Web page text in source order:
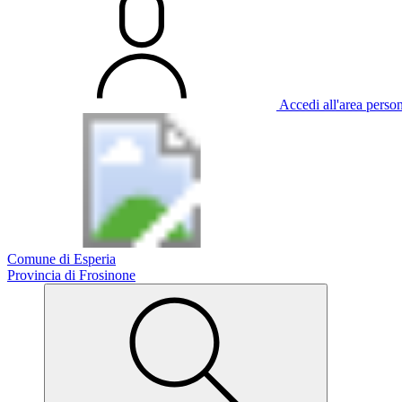
Accedi all'area
Comune di Esperia
Provincia di Frosinone